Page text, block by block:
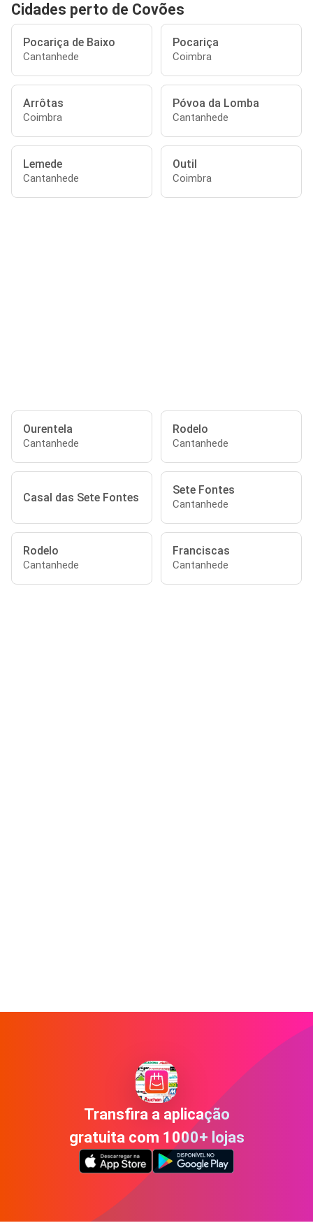
Cidades perto de Covões
Pocariça de Baixo
Cantanhede
Pocariça
Coimbra
Arrôtas
Coimbra
Póvoa da Lomba
Cantanhede
Lemede
Cantanhede
Outil
Coimbra
Ourentela
Cantanhede
Rodelo
Cantanhede
Casal das Sete Fontes
Sete Fontes
Cantanhede
Rodelo
Cantanhede
Franciscas
Cantanhede
Transfira a aplicação
gratuita com 1000+ lojas